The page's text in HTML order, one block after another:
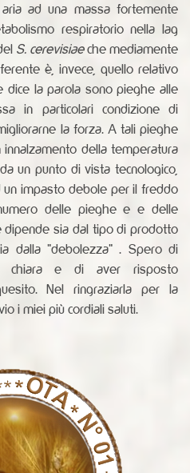
aria ad una massa fortemente
respiratorio nella lag
S. cerevisiaeche mediamente
è, invece, quello relativo
dice la parola sono pieghe alle
in particolari condizione di
la forza. A tali pieghe
della temperatura
un punto di vista tecnologico,
impasto debole per il freddo
delle pieghe e e delle
dipende sia dal tipo di prodotto
dalla "debolezza" . Spero di
chiara e di aver risposto
Nel ringraziarla per la
i miei più cordiali saluti.